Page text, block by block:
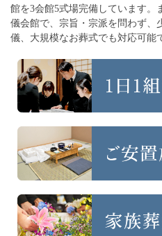
館を3会館5式場完備しています。
儀会館で、宗旨・宗派を問わず、
儀、大規模なお葬式でも対応可能